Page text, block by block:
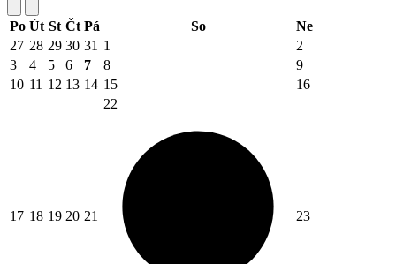
Po Út St Čt Pá So
Ne
27 28 29 30 31 1
2
3
4 5 6 7 8
9
10 11 12 13 14 15 16
17 18 19 20 21
22
23